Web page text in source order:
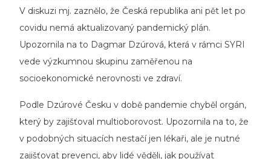
V diskuzi mj. zaznělo, že Česká republika ani pět let po
covidu nemá aktualizovaný pandemický plán.
Upozornila na to Dagmar Dzúrová, která v rámci SYRI
vede výzkumnou skupinu zaměřenou na
socioekonomické nerovnosti ve zdraví.
Podle Dzúrové Česku v době pandemie chyběl orgán,
který by zajišťoval multioborovost. Upozornila na to, že
v podobných situacích nestačí jen lékaři, ale je nutné
zajišťovat prevenci, aby lidé věděli, jak používat